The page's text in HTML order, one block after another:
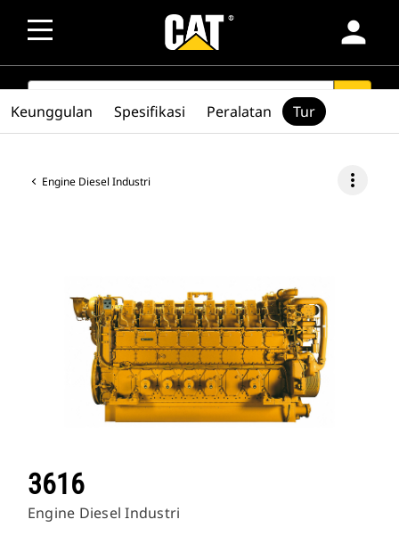
person
SEARCH
Engine Diesel Industri more_vert
3616
Engine Diesel Industri
Keunggulan Spesifikasi Peralatan Tur